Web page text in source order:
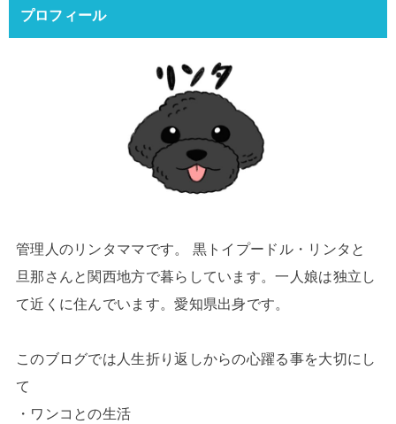
プロフィール
管理人のリンタママです。 黒トイプードル・リンタと
旦那さんと関西地方で暮らしています。一人娘は独立し
て近くに住んでいます。愛知県出身です。
このブログでは人生折り返しからの心躍る事を大切にし
て
・ワンコとの生活